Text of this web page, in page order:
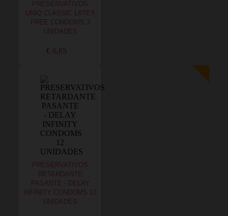
PRESERVATIVOS
UNIQ CLASSIC LATEX
FREE CONDOMS 3
UNIDADES
€ 6,65
PRESERVATIVOS
RETARDANTE
PASANTE - DELAY
INFINITY CONDOMS 12
UNIDADES